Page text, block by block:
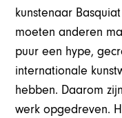
kunstenaar
moeten anderen
puur een hype,
internationale
hebben. Daarom
werk opgedreven.